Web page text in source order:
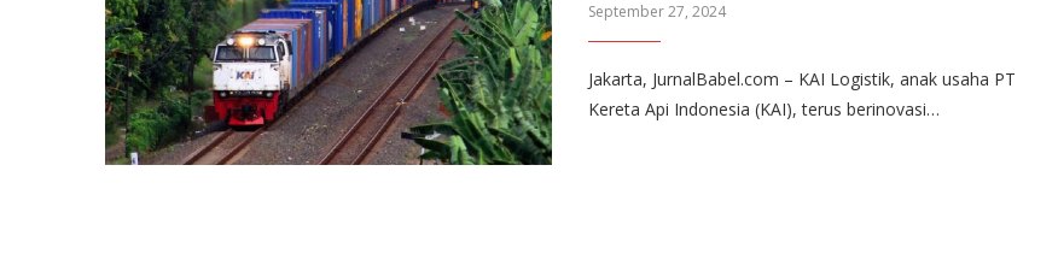
September 27, 2024
Jakarta, JurnalBabel.com – KAI Logistik, anak usaha PT
Kereta Api Indonesia (KAI), terus berinovasi…